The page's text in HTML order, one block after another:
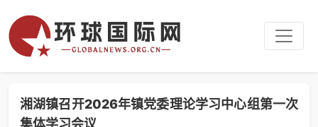
湘湖镇召开2026年镇党委理论学习中心组第一次
集体学习会议